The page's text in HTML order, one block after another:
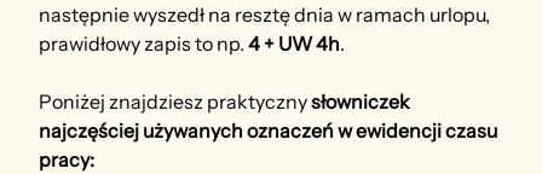
następnie wyszedł na resztę dnia w ramach urlopu,
prawidłowy zapis to np. 4 + UW 4h.
Poniżej znajdziesz praktyczny słowniczek
najczęściej używanych oznaczeń w ewidencji czasu
pracy: